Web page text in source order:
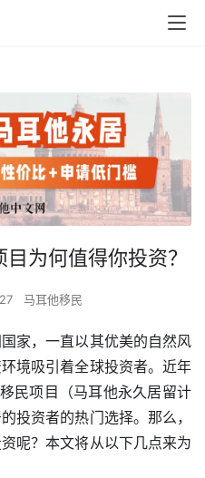
为何值得你投资？
马耳他移民
家，一直以其优美的自然风
境吸引着全球投资者。近年
民项目（马耳他永久居留计
投资者的热门选择。那么，
呢？本文将从以下几点来为